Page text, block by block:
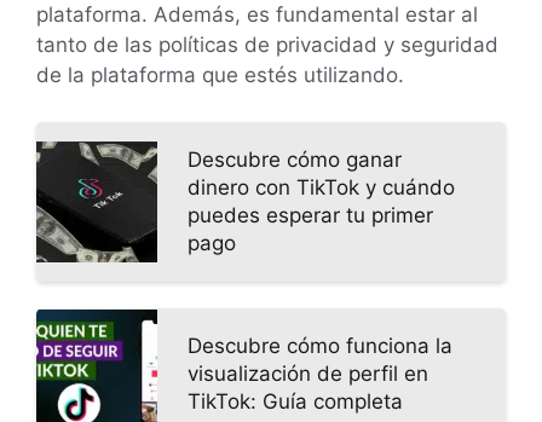
plataforma. Además, es fundamental estar al
tanto de las políticas de privacidad y seguridad
de la plataforma que estés utilizando.
Descubre cómo ganar
dinero con TikTok y cuándo
puedes esperar tu primer
pago
Descubre cómo funciona la
visualización de perfil en
TikTok: Guía completa